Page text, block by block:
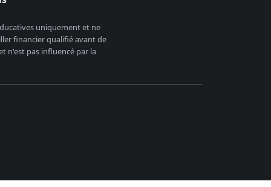
uniquement et ne
financier qualifié avant de
n'est pas influencé par la